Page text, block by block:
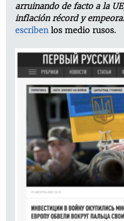
arruinando de facto a la
inflación récord y
escribenlos medio rusos.